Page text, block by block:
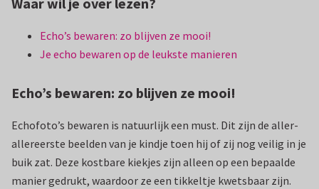
Echo’s bewaren: zo blijven ze mooi!
Je echo bewaren op de leukste manieren
Echo’s bewaren: zo blijven ze mooi!
Echofoto’s bewaren is natuurlijk een must. Dit zijn de aller-
allereerste beelden van je kindje toen hij of zij nog veilig in je
buik zat. Deze kostbare kiekjes zijn alleen op een bepaalde
manier gedrukt, waardoor ze een tikkeltje kwetsbaar zijn.